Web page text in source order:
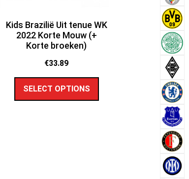
Kids Brazilië Uit tenue WK
2022 Korte Mouw (+
Korte broeken)
€33.89
SELECT OPTIONS